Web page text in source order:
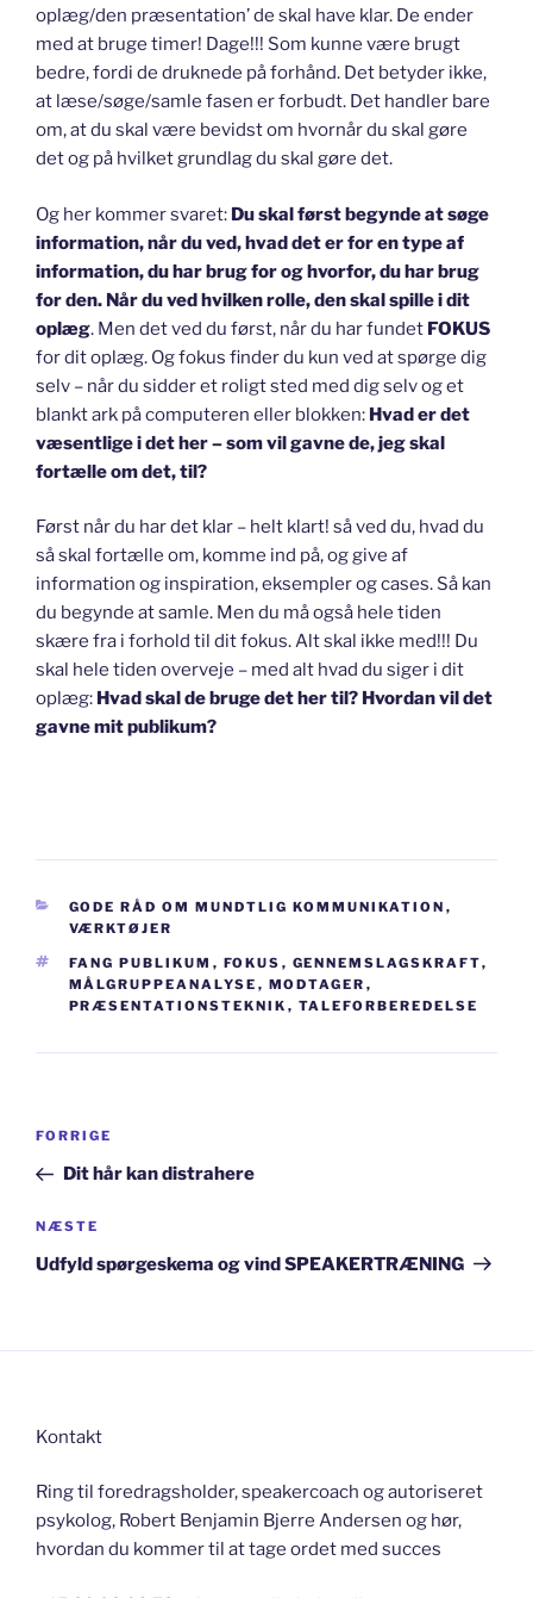
oplæg/den præsentation’ de skal have klar. De ender
med at bruge timer! Dage!!! Som kunne være brugt
bedre, fordi de druknede på forhånd. Det betyder ikke,
at læse/søge/samle fasen er forbudt. Det handler bare
om, at du skal være bevidst om hvornår du skal gøre
det og på hvilket grundlag du skal gøre det.
Og her kommer svaret: Du skal først begynde at søge
information, når du ved, hvad det er for en type af
information, du har brug for og hvorfor, du har brug
for den. Når du ved hvilken rolle, den skal spille i dit
oplæg. Men det ved du først, når du har fundet FOKUS
for dit oplæg. Og fokus finder du kun ved at spørge dig
selv – når du sidder et roligt sted med dig selv og et
blankt ark på computeren eller blokken: Hvad er det
væsentlige i det her – som vil gavne de, jeg skal
fortælle om det, til?
Først når du har det klar – helt klart! så ved du, hvad du
så skal fortælle om, komme ind på, og give af
information og inspiration, eksempler og cases. Så kan
du begynde at samle. Men du må også hele tiden
skære fra i forhold til dit fokus. Alt skal ikke med!!! Du
skal hele tiden overveje – med alt hvad du siger i dit
oplæg: Hvad skal de bruge det her til? Hvordan vil det
gavne mit publikum?
KATEGORIER
GODE RÅD OM MUNDTLIG KOMMUNIKATION ,
VÆRKTØJER
TAGS
FANG PUBLIKUM , FOKUS , GENNEMSLAGSKRAFT,
MÅLGRUPPEANALYSE , MODTAGER ,
PRÆSENTATIONSTEKNIK , TALEFORBEREDELSE
Indlægsnavigation
Forrige
indlæg
FORRIGE
Dit hår kan distrahere
Næste
indlæg
NÆSTE
Udfyld spørgeskema og vind SPEAKERTRÆNING
Kontakt
Ring til foredragsholder, speakercoach og autoriseret
psykolog, Robert Benjamin Bjerre Andersen og hør,
hvordan du kommer til at tage ordet med succes